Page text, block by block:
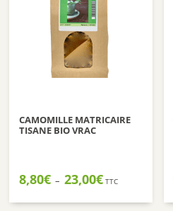
CAMOMILLE MATRICAIRE
TISANE BIO VRAC
8,80€ – 23,00€Plage
prix :
TTC